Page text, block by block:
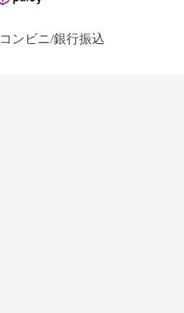
コンビニ/銀行振込